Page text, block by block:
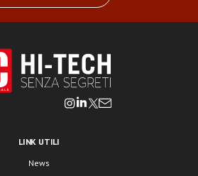
LINK UTILI
News